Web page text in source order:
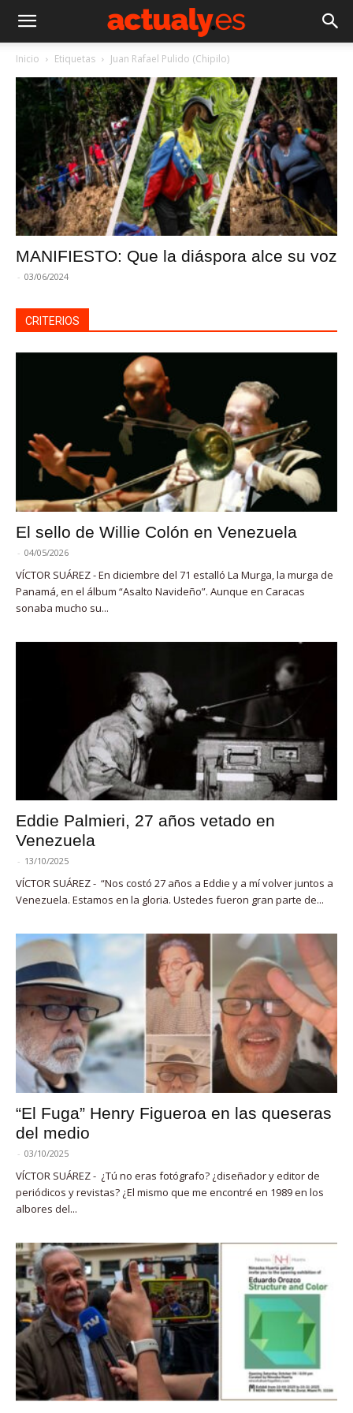
Inicio Etiquetas Juan Rafael Pulido (Chipilo)
MANIFIESTO: Que la diáspora alce su voz
- 03/06/2024
CRITERIOS
El sello de Willie Colón en Venezuela
- 04/05/2026
VÍCTOR SUÁREZ - En diciembre del 71 estalló La Murga, la murga de
Panamá, en el álbum “Asalto Navideño”. Aunque en Caracas
sonaba mucho su...
Eddie Palmieri, 27 años vetado en
Venezuela
- 13/10/2025
VÍCTOR SUÁREZ - “Nos costó 27 años a Eddie y a mí volver juntos a
Venezuela. Estamos en la gloria. Ustedes fueron gran parte de...
“El Fuga” Henry Figueroa en las queseras
del medio
- 03/10/2025
VÍCTOR SUÁREZ - ¿Tú no eras fotógrafo? ¿diseñador y editor de
periódicos y revistas? ¿El mismo que me encontré en 1989 en los
albores del...